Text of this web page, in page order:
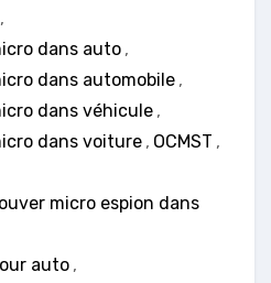
,
dans auto ,
dans automobile ,
dans véhicule ,
dans voiture , OCMST ,
micro espion dans
auto ,